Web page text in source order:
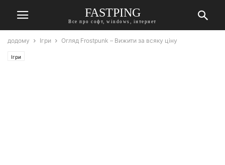
FASTPING
Все про софт, windows, інтернет
додому Ігри Огляд Frostpunk – Вижити за всяку ціну
Ігри